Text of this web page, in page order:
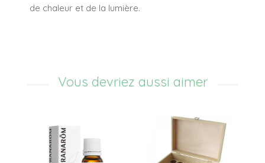
de chaleur et de la lumière.
Vous devriez aussi aimer